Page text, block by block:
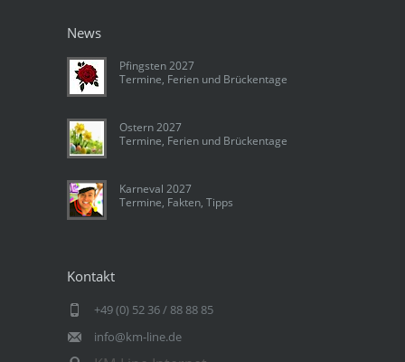
News
Pfingsten 2027
Termine, Ferien und Brückentage
Ostern 2027
Termine, Ferien und Brückentage
Karneval 2027
Termine, Fakten, Tipps
Kontakt
+49 (0) 52 36 / 88 88 85
info@km-line.de